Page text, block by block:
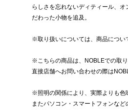
らしさを忘れないディティール、
だわった小物を追及。
※取り扱いについては、商品につい
※こちらの商品は、NOBLEでの取り
直接店舗へお問い合わせの際は
※照明の関係により、実際よりも色
またパソコン・スマートフォンな